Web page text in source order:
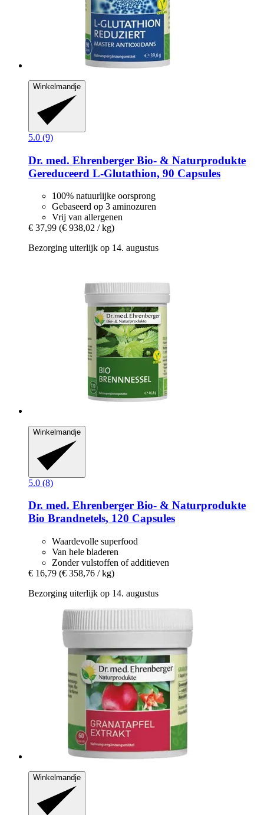
Winkelmandje
5.0 (9)
Dr. med. Ehrenberger Bio- & Naturprodukte
Gereduceerd L-​Glutathion, 90 Capsules
100% natuurlijke oorsprong
Gebaseerd op 3 aminozuren
Vrij van allergenen
€ 37,99 (€ 938,02 / kg)
Bezorging uiterlijk op 14. augustus
Winkelmandje
5.0 (8)
Dr. med. Ehrenberger Bio- & Naturprodukte
Bio Brandnetels, 120 Capsules
Waardevolle superfood
Van hele bladeren
Zonder vulstoffen of additieven
€ 16,79 (€ 358,76 / kg)
Bezorging uiterlijk op 14. augustus
Winkelmandje